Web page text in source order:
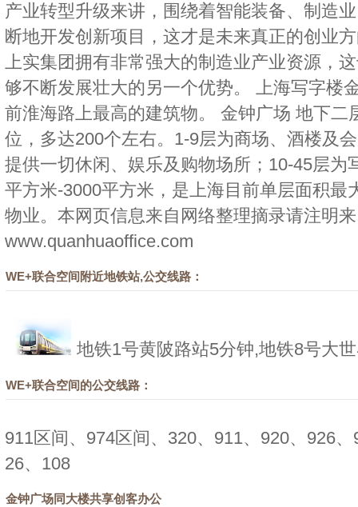
产业转型升级来讲，围绕着智能装备、制造
断地开发创新项目，这才是未来真正的创业
上实集团拥有非常强大的制造业产业资源，
够不断发展壮大的另一个优势。 上海写字楼
前淮海路上最高的建筑物。 金钟广场 地下二
位，多达200个左右。1-9层为商场、酒楼及
提供一切休闲、娱乐及购物场所；10-45层为
平方米-3000平方米，是上海目前单层面积最
物业。本网页信息来自网络整理摘录请注明
www.quanhuaoffice.com
WE+联合空间附近地铁站,公交线路：
地铁1号黄陂路站5分钟,地铁8号大
WE+联合空间的公交线路：
911区间、974区间、320、911、920、926
26、108
金钟广场同大楼共享创客办公